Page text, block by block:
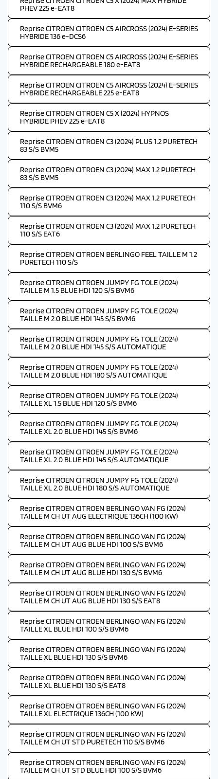
PHEV 225 e-EAT8
Reprise CITROEN CITROEN C5 AIRCROSS (2024) E-SERIES
HYBRIDE 136 e-DCS6
Reprise CITROEN CITROEN C5 AIRCROSS (2024) E-SERIES
HYBRIDE RECHARGEABLE 180 e-EAT8
Reprise CITROEN CITROEN C5 AIRCROSS (2024) E-SERIES
HYBRIDE RECHARGEABLE 225 e-EAT8
Reprise CITROEN CITROEN C5 X (2024) HYPNOS
HYBRIDE PHEV 225 e-EAT8
Reprise CITROEN CITROEN C3 (2024) PLUS 1.2 PURETECH
83 S/S BVM5
Reprise CITROEN CITROEN C3 (2024) MAX 1.2 PURETECH
83 S/S BVM5
Reprise CITROEN CITROEN C3 (2024) MAX 1.2 PURETECH
110 S/S BVM6
Reprise CITROEN CITROEN C3 (2024) MAX 1.2 PURETECH
110 S/S EAT6
Reprise CITROEN CITROEN BERLINGO FEEL TAILLE M 1.2
PURETECH 110 S/S
Reprise CITROEN CITROEN JUMPY FG TOLE (2024)
TAILLE M 1.5 BLUE HDI 120 S/S BVM6
Reprise CITROEN CITROEN JUMPY FG TOLE (2024)
TAILLE M 2.0 BLUE HDI 145 S/S BVM6
Reprise CITROEN CITROEN JUMPY FG TOLE (2024)
TAILLE M 2.0 BLUE HDI 145 S/S AUTOMATIQUE
Reprise CITROEN CITROEN JUMPY FG TOLE (2024)
TAILLE M 2.0 BLUE HDI 180 S/S AUTOMATIQUE
Reprise CITROEN CITROEN JUMPY FG TOLE (2024)
TAILLE XL 1.5 BLUE HDI 120 S/S BVM6
Reprise CITROEN CITROEN JUMPY FG TOLE (2024)
TAILLE XL 2.0 BLUE HDI 145 S/S BVM6
Reprise CITROEN CITROEN JUMPY FG TOLE (2024)
TAILLE XL 2.0 BLUE HDI 145 S/S AUTOMATIQUE
Reprise CITROEN CITROEN JUMPY FG TOLE (2024)
TAILLE XL 2.0 BLUE HDI 180 S/S AUTOMATIQUE
Reprise CITROEN CITROEN BERLINGO VAN FG (2024)
TAILLE M CH UT AUG ELECTRIQUE 136CH (100 KW)
Reprise CITROEN CITROEN BERLINGO VAN FG (2024)
TAILLE M CH UT AUG BLUE HDI 100 S/S BVM6
Reprise CITROEN CITROEN BERLINGO VAN FG (2024)
TAILLE M CH UT AUG BLUE HDI 130 S/S BVM6
Reprise CITROEN CITROEN BERLINGO VAN FG (2024)
TAILLE M CH UT AUG BLUE HDI 130 S/S EAT8
Reprise CITROEN CITROEN BERLINGO VAN FG (2024)
TAILLE XL BLUE HDI 100 S/S BVM6
Reprise CITROEN CITROEN BERLINGO VAN FG (2024)
TAILLE XL BLUE HDI 130 S/S BVM6
Reprise CITROEN CITROEN BERLINGO VAN FG (2024)
TAILLE XL BLUE HDI 130 S/S EAT8
Reprise CITROEN CITROEN BERLINGO VAN FG (2024)
TAILLE XL ELECTRIQUE 136CH (100 KW)
Reprise CITROEN CITROEN BERLINGO VAN FG (2024)
TAILLE M CH UT STD PURETECH 110 S/S BVM6
Reprise CITROEN CITROEN BERLINGO VAN FG (2024)
TAILLE M CH UT STD BLUE HDI 100 S/S BVM6